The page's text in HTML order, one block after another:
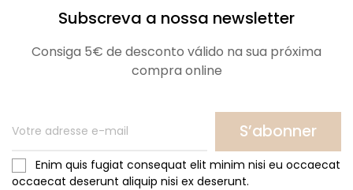
Subscreva a nossa newsletter
Consiga 5€ de desconto válido na sua próxima
compra online
S’abonner
Enim quis fugiat consequat elit minim nisi eu occaecat
occaecat deserunt aliquip nisi ex deserunt.